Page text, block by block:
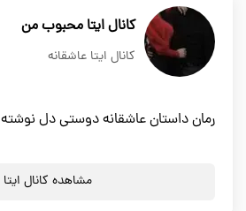
کانال ایتا محبوب من
کانال ایتا عاشقانه
رمان داستان عاشقانه دوستی دل نوشته
مشاهده کانال ایتا